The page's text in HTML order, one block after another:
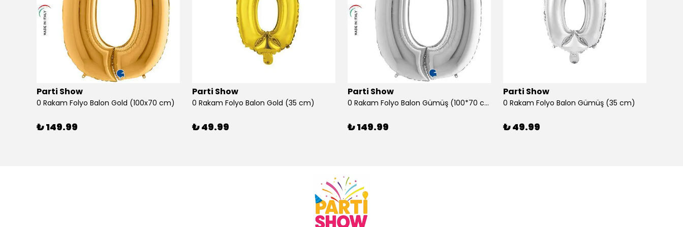
Parti Show
0 Rakam Folyo Balon Gold (100x70 cm)
₺ 149.99
Parti Show
0 Rakam Folyo Balon Gold (35 cm)
₺ 49.99
Parti Show
0 Rakam Folyo Balon Gümüş (100*70 cm)
₺ 149.99
Parti Show
0 Rakam Folyo Balon Gümüş (35 cm)
₺ 49.99